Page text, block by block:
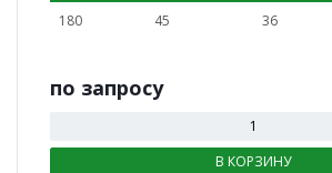
180 45 36
по запросу
В КОРЗИНУ